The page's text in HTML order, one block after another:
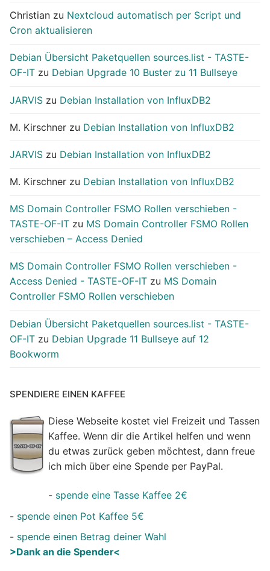
Christian zu Nextcloud automatisch per Script und
Cron aktualisieren
Debian Übersicht Paketquellen sources.list - TASTE-
OF-IT zu Debian Upgrade 10 Buster zu 11 Bullseye
JARVIS zu Debian Installation von InfluxDB2
M. Kirschner zu Debian Installation von InfluxDB2
JARVIS zu Debian Installation von InfluxDB2
M. Kirschner zu Debian Installation von InfluxDB2
MS Domain Controller FSMO Rollen verschieben -
TASTE-OF-IT zu MS Domain Controller FSMO Rollen
verschieben – Access Denied
MS Domain Controller FSMO Rollen verschieben -
Access Denied - TASTE-OF-IT zu MS Domain
Controller FSMO Rollen verschieben
Debian Übersicht Paketquellen sources.list - TASTE-
OF-IT zu Debian Upgrade 11 Bullseye auf 12
Bookworm
SPENDIERE EINEN KAFFEE
Diese Webseite kostet viel Freizeit und Tassen
Kaffee. Wenn dir die Artikel helfen und wenn
du etwas zurück geben möchtest, dann freue
ich mich über eine Spende per PayPal.
- spende eine Tasse Kaffee 2€
- spende einen Pot Kaffee 5€
- spende einen Betrag deiner Wahl
>Dank an die Spender<